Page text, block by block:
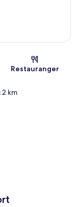
Restauranger
km